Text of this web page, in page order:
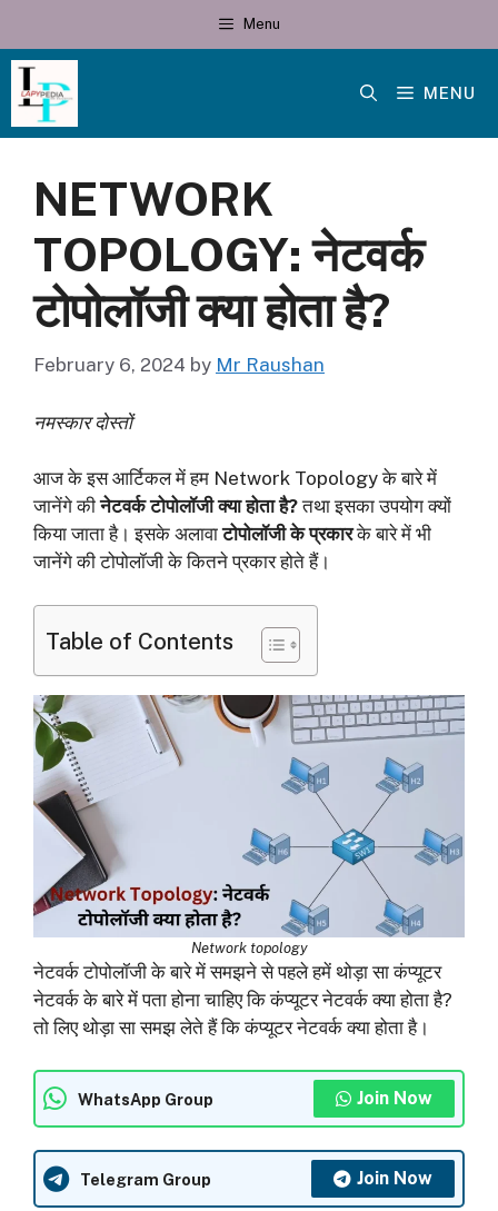
content
Menu
MENU
NETWORK
TOPOLOGY: नेटवर्क
टोपोलॉजी क्या होता है?
February 6, 2024 by Mr Raushan
नमस्कार दोस्तों
आज के इस आर्टिकल में हम Network Topology के बारे में
जानेंगे कीनेटवर्क टोपोलॉजी क्या होता है?तथा इसका उपयोग क्यों
किया जाता है। इसके अलावाटोपोलॉजी के प्रकारके बारे में भी
जानेंगे की टोपोलॉजी के कितने प्रकार होते हैं।
Table of Contents
Network topology
नेटवर्क टोपोलॉजी के बारे में समझने से पहले हमें थोड़ा सा कंप्यूटर
नेटवर्क के बारे में पता होना चाहिए कि कंप्यूटर नेटवर्क क्या होता है?
तो लिए थोड़ा सा समझ लेते हैं कि कंप्यूटर नेटवर्क क्या होता है।
WhatsApp Group Join Now
Telegram Group Join Now